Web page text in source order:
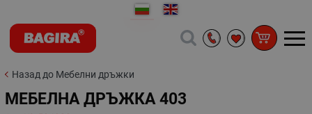
Назад до Мебелни дръжки
МЕБЕЛНА ДРЪЖКА 403